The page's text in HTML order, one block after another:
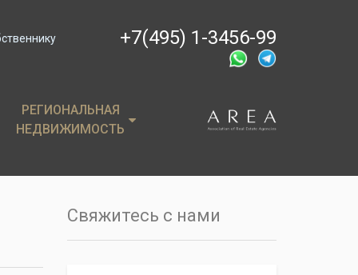
+7(495) 1-3456-99
РЕГИОНАЛЬНАЯ
НЕДВИЖИМОСТЬ
РЕГИОНАЛЬНАЯ
НЕДВИЖИМОСТЬ
Свяжитесь с нами